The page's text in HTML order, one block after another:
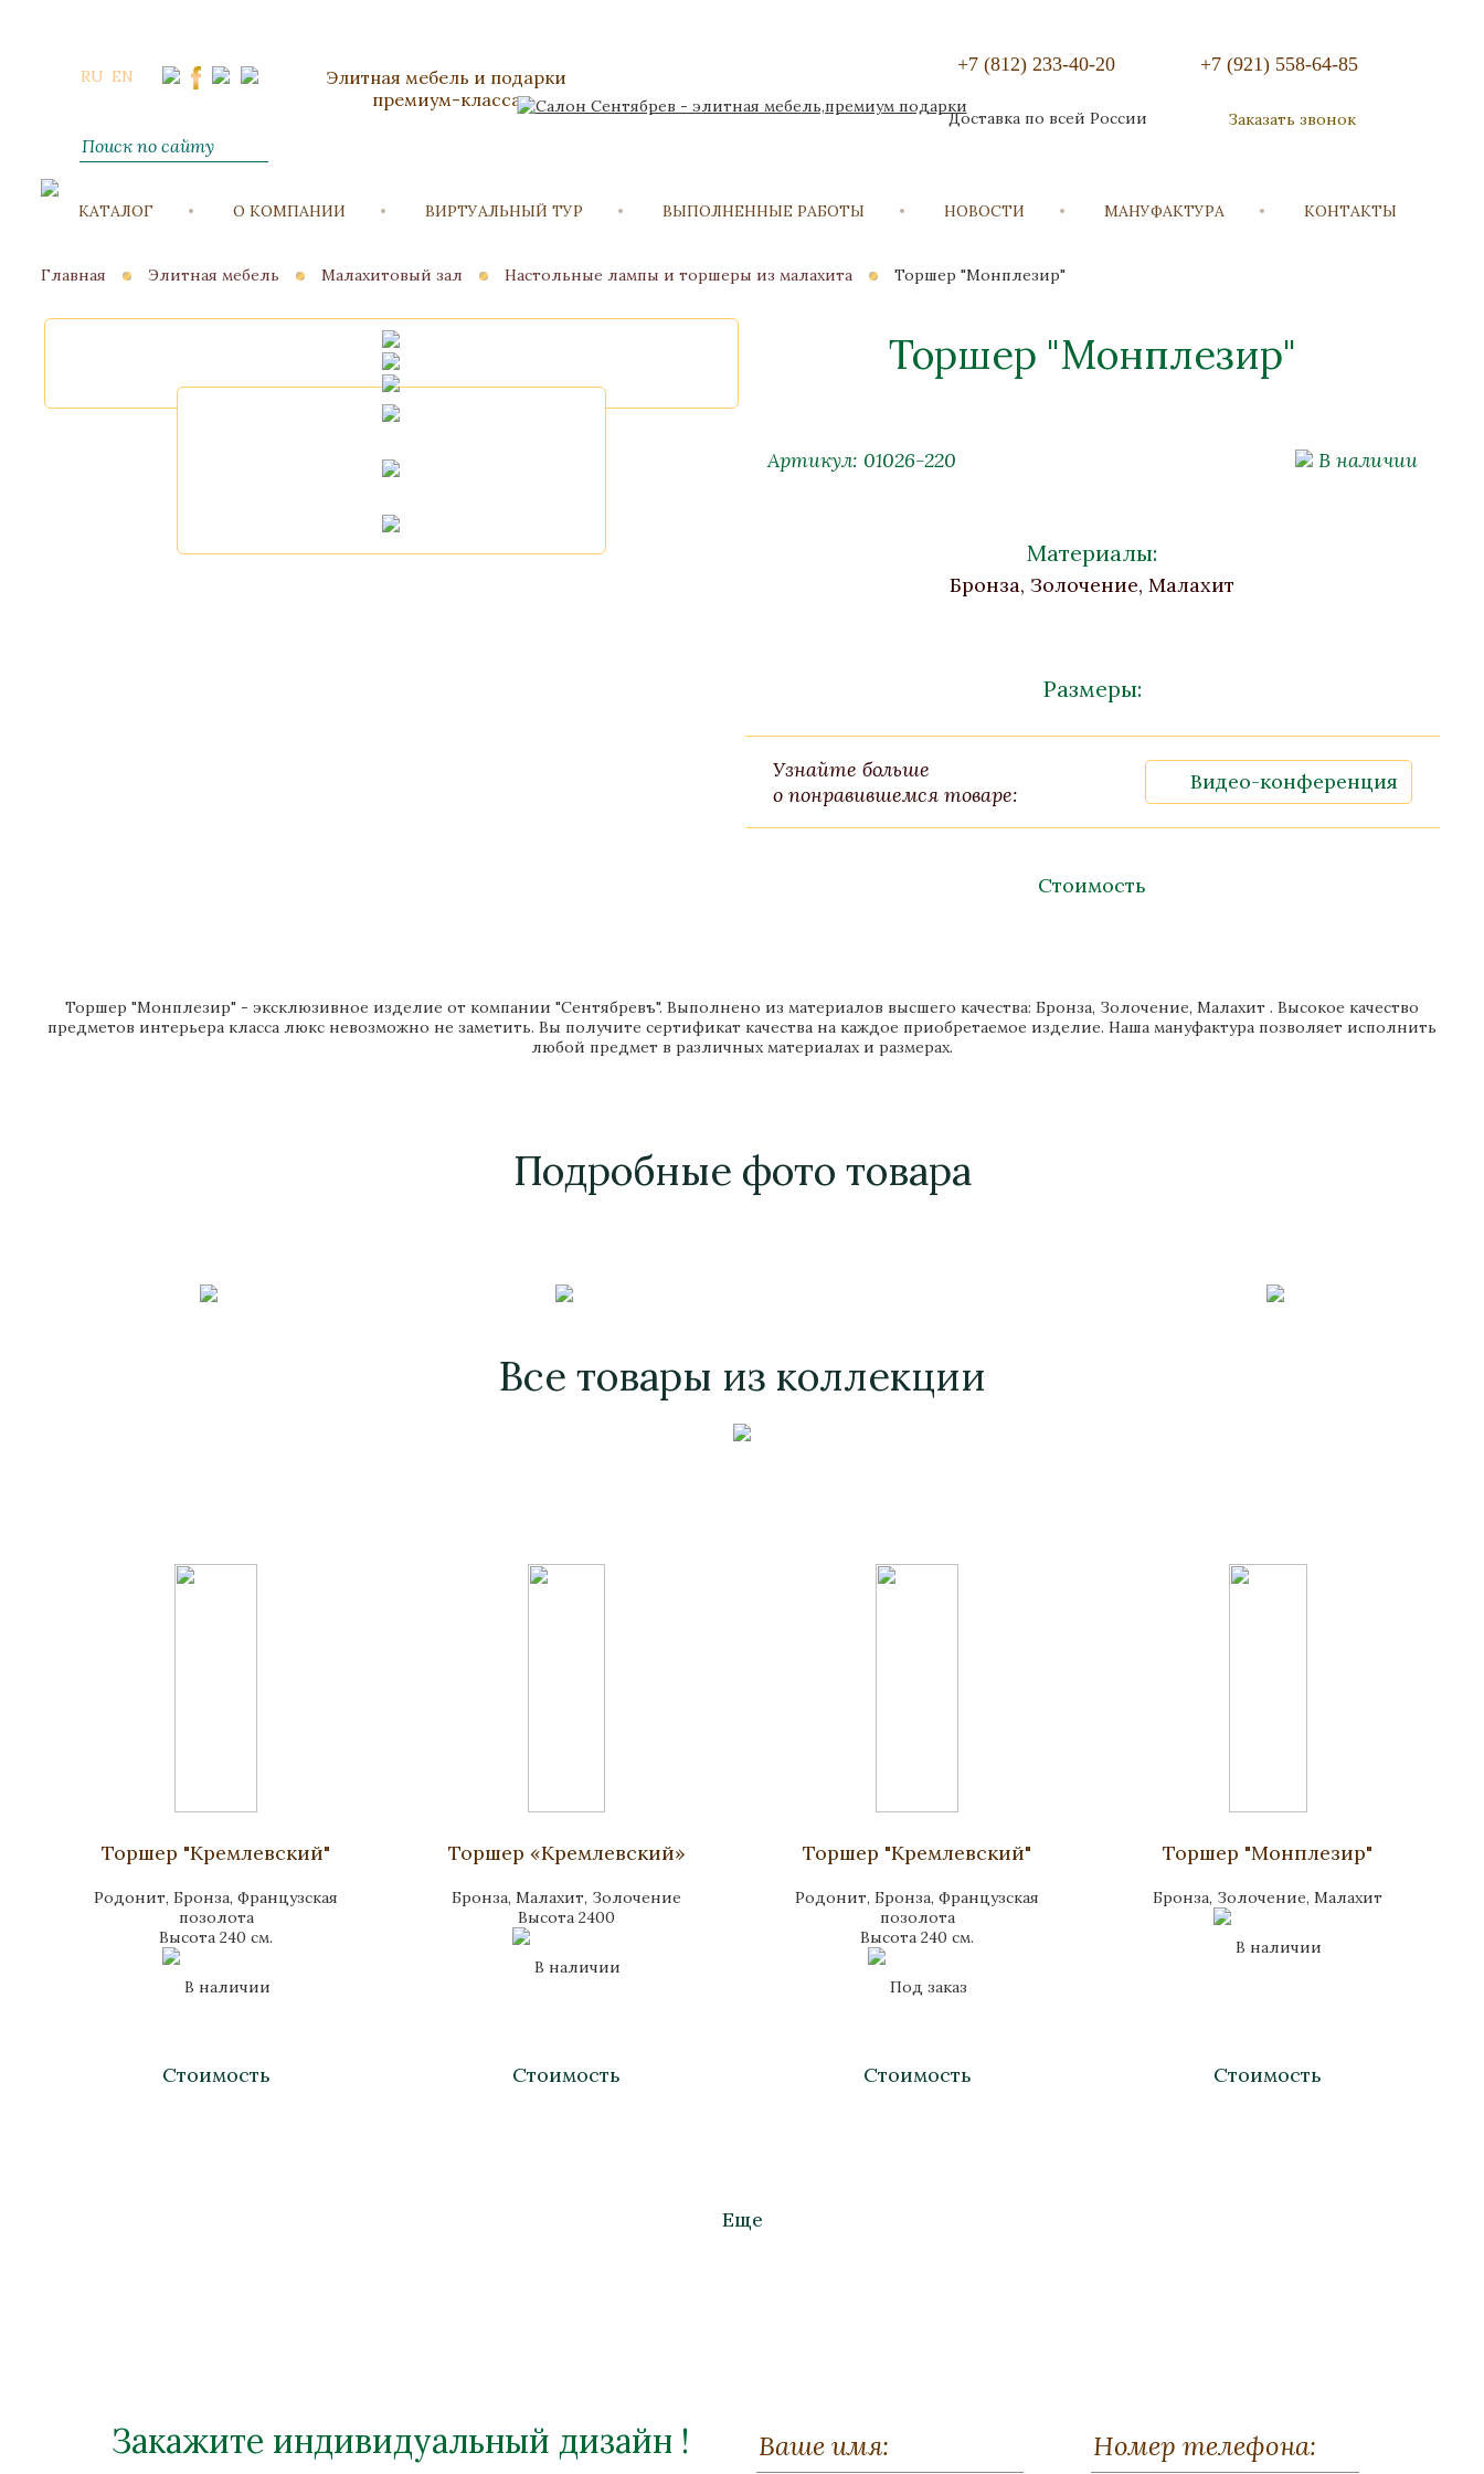
RU EN
Элитная мебель и подарки
премиум-класса
+7 (812) 233-40-20 +7 (921) 558-64-85
Заказать звонок
Доставка по всей России
КАТАЛОГ О КОМПАНИИ ВИРТУАЛЬНЫЙ ТУР ВЫПОЛНЕННЫЕ РАБОТЫ НОВОСТИ МАНУФАКТУРА КОНТАКТЫ
Главная Элитная мебель Малахитовый зал Настольные лампы и торшеры из малахита Торшер "Монплезир"
Торшер "Монплезир"
Артикул: 01026-220 В наличии
Материалы:
Бронза, Золочение, Малахит
Размеры:
Узнайте больше
о понравившемся товаре:
Видео-конференция
Стоимость
Торшер "Монплезир" - эксклюзивное изделие от компании "Сентябревъ". Выполнено из материалов высшего качества: Бронза, Золочение, Малахит . Высокое качество
предметов интерьера класса люкс невозможно не заметить. Вы получите сертификат качества на каждое приобретаемое изделие. Наша мануфактура позволяет исполнить
любой предмет в различных материалах и размерах.
Подробные фото товара
Все товары из коллекции
Торшер "Кремлевский"
Родонит, Бронза, Французская
позолота
Высота 240 см.
В наличии
Стоимость
Торшер «Кремлевский»
Бронза, Малахит, Золочение
Высота 2400
В наличии
Стоимость
Торшер "Кремлевский"
Родонит, Бронза, Французская
позолота
Высота 240 см.
Под заказ
Стоимость
Торшер "Монплезир"
Бронза, Золочение, Малахит
В наличии
Стоимость
Торшер "Монплезир" Торшер "Кремлевский" Торшер "Кремлевский" Торшер «Кремлевский»
Еще
Закажите индивидуальный дизайн !